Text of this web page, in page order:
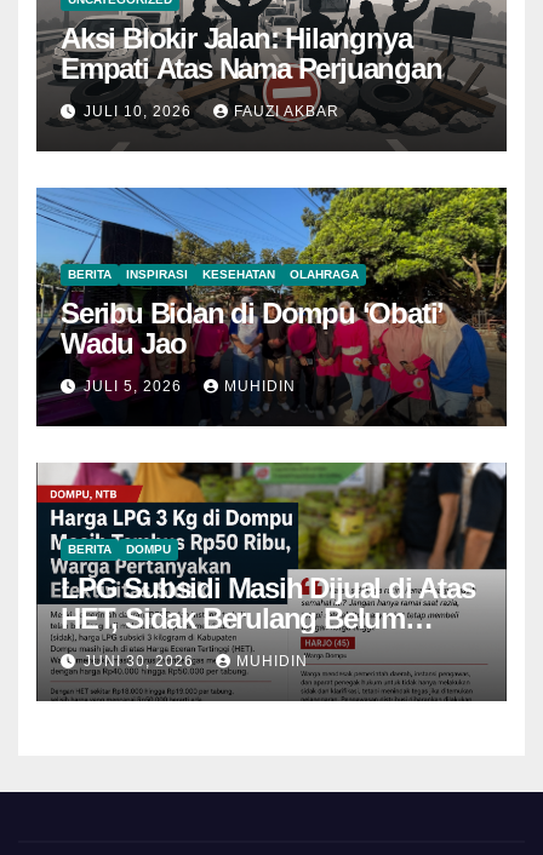
Aksi Blokir Jalan: Hilangnya
Empati Atas Nama Perjuangan
JULI 10, 2026 FAUZI AKBAR
BERITA INSPIRASI KESEHATAN OLAHRAGA
Seribu Bidan di Dompu ‘Obati’
Wadu Jao
JULI 5, 2026 MUHIDIN
BERITA DOMPU
LPG Subsidi Masih Dijual di Atas
HET, Sidak Berulang Belum
Mampu Menekan Harga
JUNI 30, 2026 MUHIDIN